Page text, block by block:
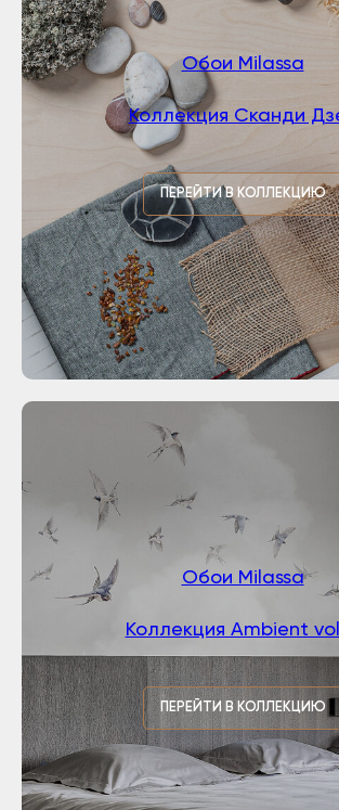
Обои Milassa
Коллекция Сканди
ПЕРЕЙТИ В КОЛЛЕКЦИЮ
Обои Milassa
Коллекция Ambient
ПЕРЕЙТИ В КОЛЛЕКЦИЮ